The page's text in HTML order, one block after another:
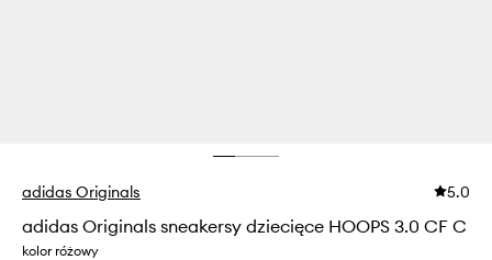
adidas Originals 5.0
adidas Originals sneakersy dziecięce HOOPS 3.0 CF C
kolor różowy